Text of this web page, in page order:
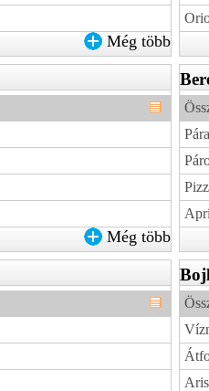
Még több
Még több